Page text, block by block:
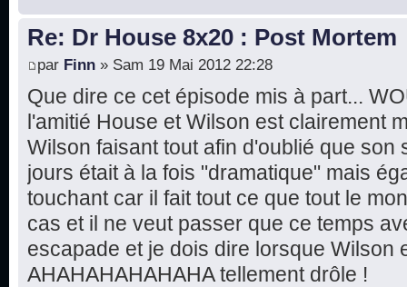
Re: Dr House 8x20 : Post Mortem
par Finn » Sam 19 Mai 2012 22:28
Que dire ce cet épisode mis à part...
l'amitié House et Wilson est clairement
Wilson faisant tout afin d'oublié que son
jours était à la fois "dramatique" mais
touchant car il fait tout ce que tout le
cas et il ne veut passer que ce temps
escapade et je dois dire lorsque Wilson
AHAHAHAHAHAHA tellement drôle !